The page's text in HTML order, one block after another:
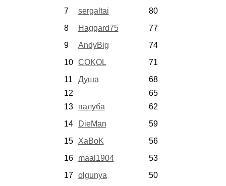
7
sergaltai
80
8
Haggard75
77
9
AndyBig
74
10
COKOL
71
11
Душа
68
12
65
13
палуба
62
14
DieMan
59
15
XaBoK
56
16
maal1904
53
17
olgunya
50